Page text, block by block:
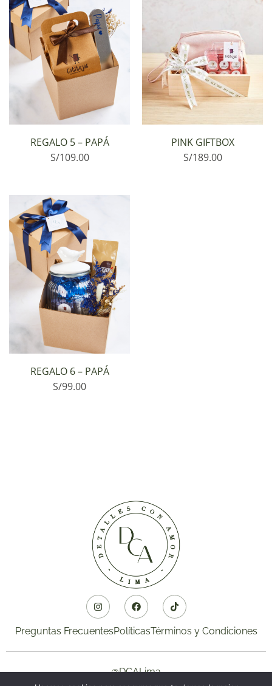
REGALO 5 – PAPÁ
S/109.00
PINK GIFTBOX
S/189.00
REGALO 6 – PAPÁ
S/99.00
Preguntas FrecuentesPolíticasTérminos y Condiciones
@DCALima